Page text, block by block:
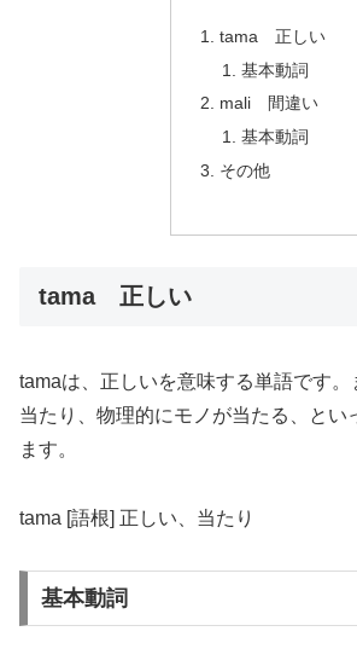
tama 正しい
基本動詞
mali 間違い
基本動詞
その他
tama 正しい
tamaは、正しいを意味する単語です
当たり、物理的にモノが当たる、とい
ます。
tama [語根] 正しい、当たり
基本動詞